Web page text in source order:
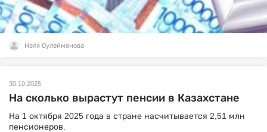
Нэля Сулейменова
30.10.2025
На сколько вырастут пенсии в Казахстане
На 1 октября 2025 года в стране насчитывается 2,51 млн
пенсионеров.